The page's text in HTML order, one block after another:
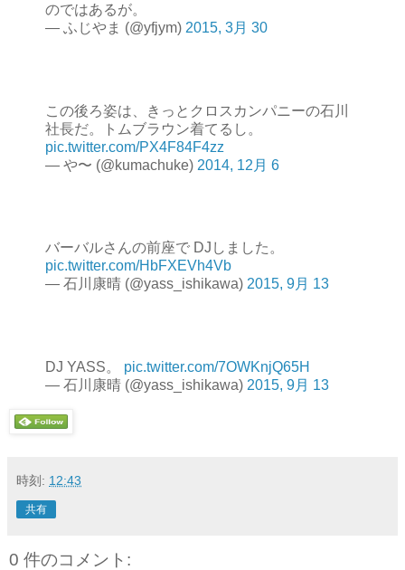
のではあるが。
— ふじやま (@yfjym) 2015, 3月 30
この後ろ姿は、きっとクロスカンパニーの石川
社長だ。トムブラウン着てるし。
pic.twitter.com/PX4F84F4zz
— や〜 (@kumachuke) 2014, 12月 6
バーバルさんの前座で DJしました。
pic.twitter.com/HbFXEVh4Vb
— 石川康晴 (@yass_ishikawa) 2015, 9月 13
DJ YASS。 pic.twitter.com/7OWKnjQ65H
— 石川康晴 (@yass_ishikawa) 2015, 9月 13
時刻: 12:43
共有
0 件のコメント: